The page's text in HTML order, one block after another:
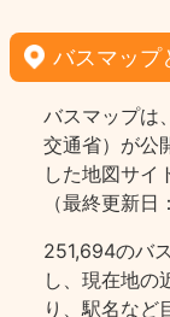
バスマップ
バスマップは
交通省）が公
した地図サイ
（最終更新
251,694のバ
し、現在地の
り、駅名など